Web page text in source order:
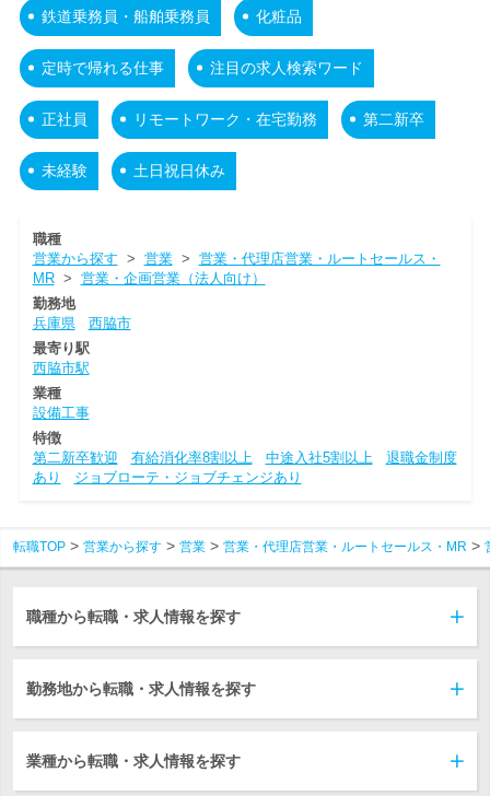
鉄道乗務員・船舶乗務員 化粧品
定時で帰れる仕事 注目の求人検索ワード
正社員 リモートワーク・在宅勤務 第二新卒
未経験 土日祝日休み
職種
営業から探す > 営業> 営業・代理店営業・ルートセールス・
MR> 営業・企画営業（法人向け）
勤務地
兵庫県
西脇市
最寄り駅
西脇市駅
業種
設備工事
特徴
第二新卒歓迎
有給消化率8割以上 中途入社5割以上
退職金制度
あり
ジョブローテ・ジョブチェンジあり
転職TOP 営業から探す 営業 営業・代理店営業・ルートセールス・MR
職種から転職・求人情報を探す
勤務地から転職・求人情報を探す
業種から転職・求人情報を探す